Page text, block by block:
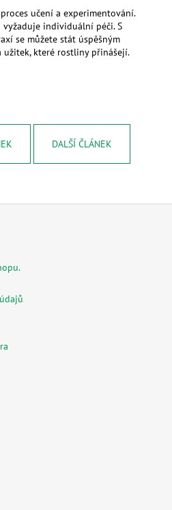
učení a experimentování.
individuální péči. S
se můžete stát úspěšným
užitek, které rostliny přinášejí.
DALŠÍ ČLÁNEK